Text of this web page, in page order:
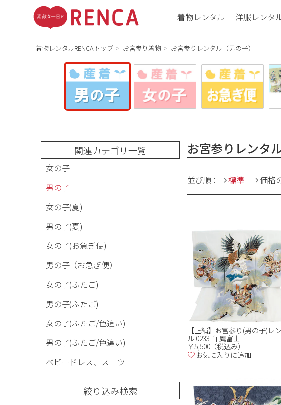
着物レンタル 洋服レンタ
着物レンタルRENCAトップ お宮参り着物 お宮参りレンタル（男の子）
関連カテゴリ一覧
女の子
男の子
女の子(夏)
男の子(夏)
女の子(お急ぎ便)
男の子（お急ぎ便）
女の子(ふたご)
男の子(ふたご)
女の子(ふたご/色違い)
男の子(ふたご/色違い)
ベビードレス、スーツ
絞り込み検索
お宮参りレンタ
並び順： 標準 価格
【正絹】お宮参り(男の子)レ
ル 0233 白 鷹富士
￥5,500（税込み）
お気に入りに追加